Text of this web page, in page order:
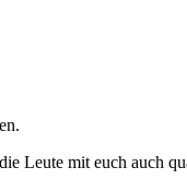
Leute mit euch auch